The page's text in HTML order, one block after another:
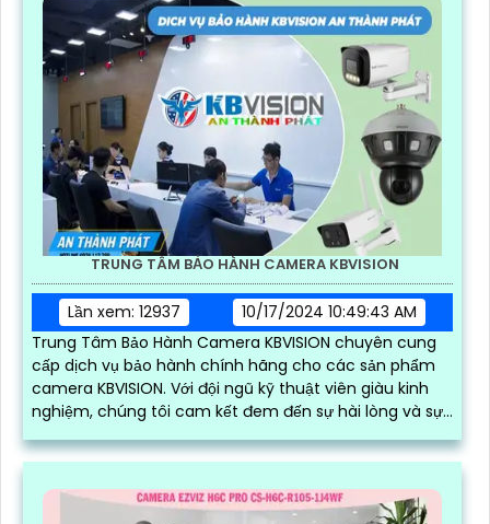
TRUNG TÂM BẢO HÀNH CAMERA KBVISION
Lần xem: 12937
10/17/2024 10:49:43 AM
Trung Tâm Bảo Hành Camera KBVISION chuyên cung
cấp dịch vụ bảo hành chính hãng cho các sản phẩm
camera KBVISION. Với đội ngũ kỹ thuật viên giàu kinh
nghiệm, chúng tôi cam kết đem đến sự hài lòng và sự
tin tưởng cao nhất cho khách hàng